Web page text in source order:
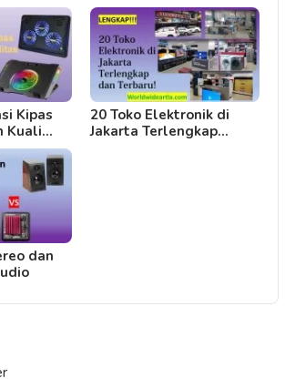
Kipas
Kuali…
20 Toko Elektronik di
Jakarta Terlengkap…
dan